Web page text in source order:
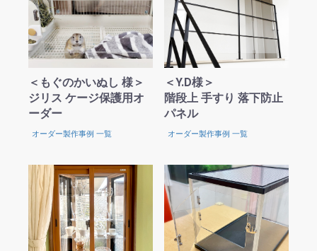
＜もぐのかいぬし 様＞
ジリス ケージ保護用オ
ーダー
オーダー製作事例 一覧
＜Y.D様＞
階段上 手すり 落下防止
パネル
オーダー製作事例 一覧